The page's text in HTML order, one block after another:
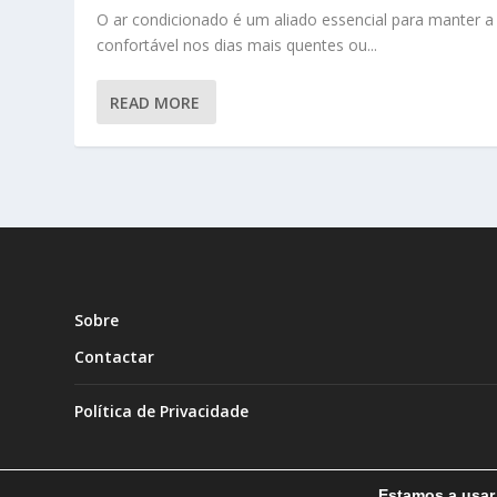
O ar condicionado é um aliado essencial para manter a
confortável nos dias mais quentes ou...
READ MORE
Sobre
Contactar
Política de Privacidade